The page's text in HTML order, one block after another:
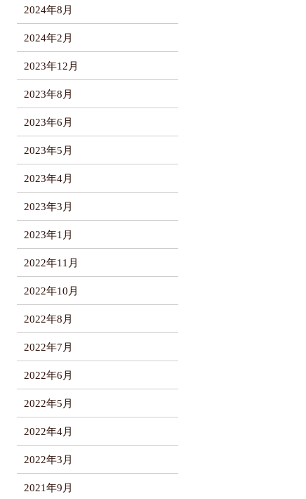
2024年8月
2024年2月
2023年12月
2023年8月
2023年6月
2023年5月
2023年4月
2023年3月
2023年1月
2022年11月
2022年10月
2022年8月
2022年7月
2022年6月
2022年5月
2022年4月
2022年3月
2021年9月